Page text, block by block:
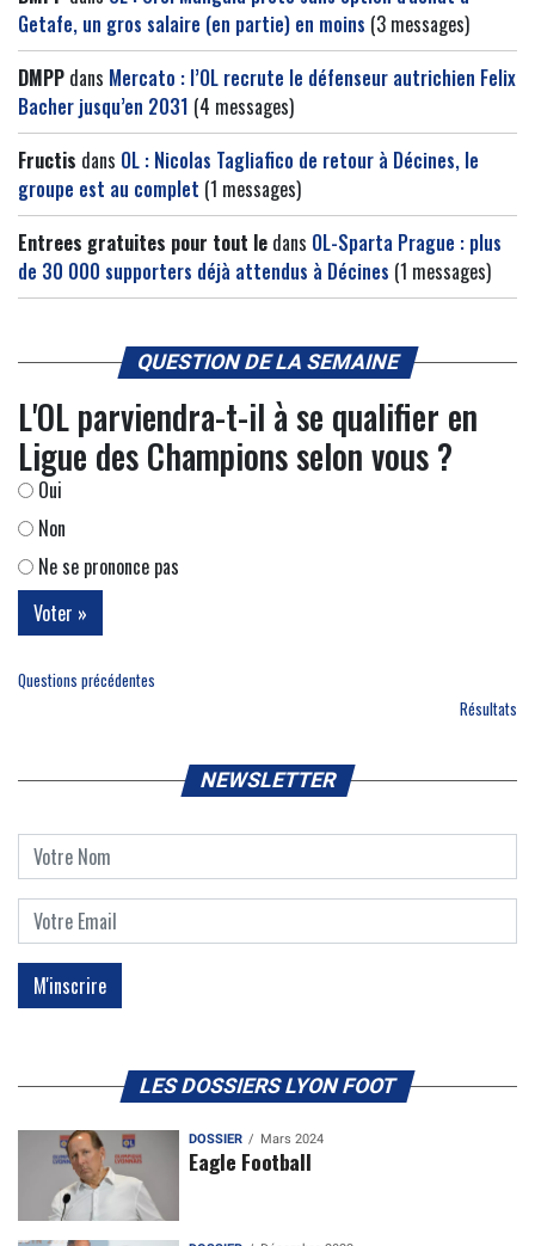
Getafe, un gros salaire (en partie) en moins (3 messages)
DMPP dans Mercato : l’OL recrute le défenseur autrichien Felix
Bacher jusqu’en 2031 (4 messages)
Fructis dans OL : Nicolas Tagliafico de retour à Décines, le
groupe est au complet (1 messages)
Entrees gratuites pour tout le dans OL-Sparta Prague : plus
de 30 000 supporters déjà attendus à Décines (1 messages)
QUESTION DE LA SEMAINE
L'OL parviendra-t-il à se qualifier en
Ligue des Champions selon vous ?
Oui
Non
Ne se prononce pas
Questions précédentes
Résultats
NEWSLETTER
LES DOSSIERS LYON FOOT
DOSSIER Mars 2024
Eagle Football